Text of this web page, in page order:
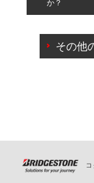
一部の商品・サ
出来ないものも
か？
ご来店予約日
の日時変更
その他